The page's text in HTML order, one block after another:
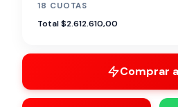
18 CUOTAS
Total $2.612.610,00
Comprar